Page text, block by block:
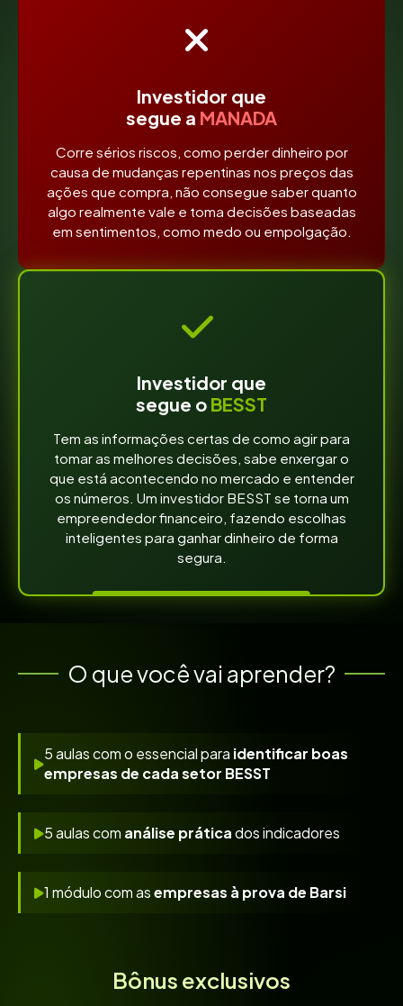
Investidor que
segue a MANADA
Corre sérios riscos, como perder dinheiro por
causa de mudanças repentinas nos preços das
ações que compra, não consegue saber quanto
algo realmente vale e toma decisões baseadas
em sentimentos, como medo ou empolgação.
Investidor que
segue o BESST
Tem as informações certas de como agir para
tomar as melhores decisões, sabe enxergar o
que está acontecendo no mercado e entender
os números. Um investidor BESST se torna um
empreendedor financeiro, fazendo escolhas
inteligentes para ganhar dinheiro de forma
segura.
O que você vai aprender?
5 aulas com o essencial para identificar boas
empresas de cada setor BESST
5 aulas com análise práticados indicadores
1 módulo com asempresas à prova de Barsi
Bônus exclusivos